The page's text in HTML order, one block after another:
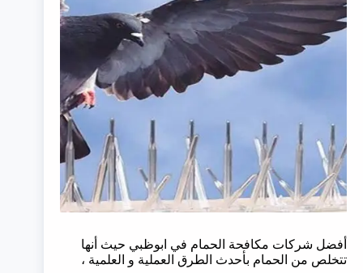
أفضل شركات مكافحة الحمام في ابوظبي حيث أنها
تتخلص من الحمام بأحدث الطرق العملية و العلمية ،